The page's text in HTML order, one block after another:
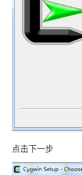
点击下一步